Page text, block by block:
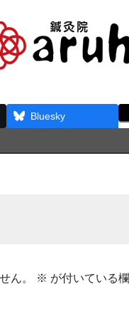
Bluesky
ん。 ※ が付いている